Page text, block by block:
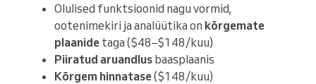
Olulised funktsioonid nagu vormid,
ootenimekiri ja analüütika on kõrgemate
plaanide taga ($48–$148/kuu)
Piiratud aruandlus baasplaanis
Kõrgem hinnatase($148/kuu)